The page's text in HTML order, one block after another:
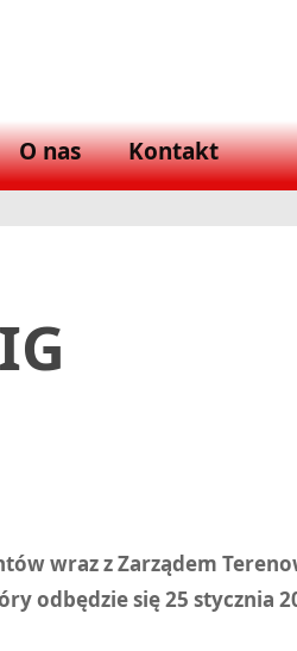
O nas Kontakt
wraz z Zarządem
odbędzie się 25 stycznia